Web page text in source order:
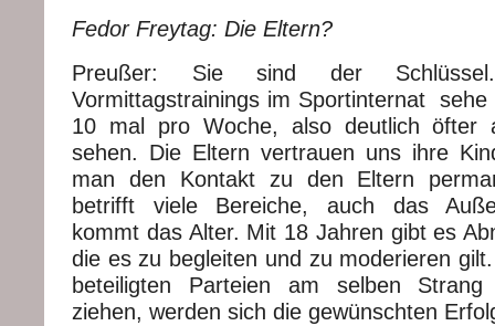
Fedor Freytag: Die Eltern?
Preußer: Sie sind der
Vormittagstrainings im Sportinternat
10 mal pro Woche, also deutlich öfter
sehen. Die Eltern vertrauen uns ihre
man den Kontakt zu den Eltern
betrifft viele Bereiche, auch das
kommt das Alter. Mit 18 Jahren gibt es
die es zu begleiten und zu moderieren
beteiligten Parteien am selben
ziehen, werden sich die gewünschten